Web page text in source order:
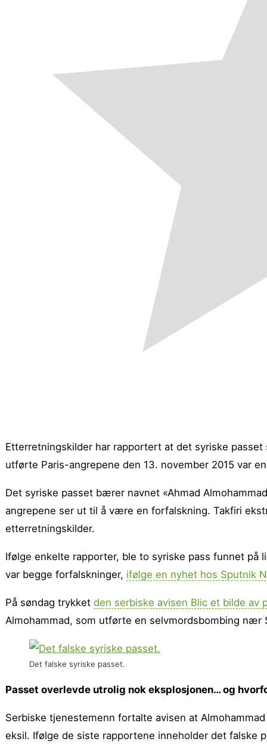
Etterretningskilder har rapportert at det syriske
utførte Paris-angrepene den 13. november 2015 var
Det syriske passet bærer navnet «Ahmad
angrepene ser ut til å være en forfalskning. Takfiri
etterretningskilder.
Ifølge enkelte rapporter, ble to syriske pass funnet på
var begge forfalskninger, ifølge en nyhet hos Sputnik
På søndag trykket den serbiske avisen Blic et bilde av
Almohammad, som utførte en selvmordsbombing nær
Det falske syriske passet.
Passet overlevde utrolig nok eksplosjonen… og
Serbiske tjenestemenn fortalte avisen at
eksil. Ifølge de siste rapportene inneholder det